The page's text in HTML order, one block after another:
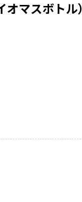
マスボトル）